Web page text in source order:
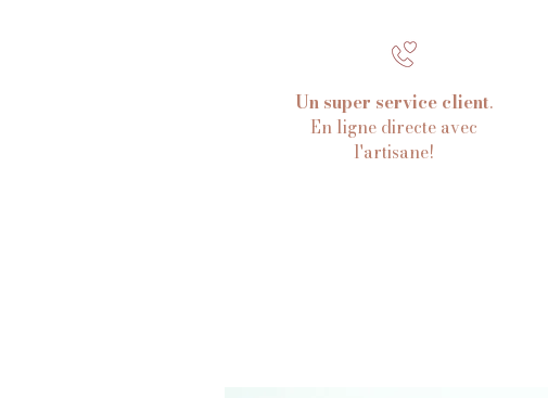
Un super service client.
En ligne directe avec
l'artisane!